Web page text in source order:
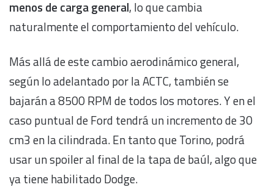
menos de carga general, lo que cambia
naturalmente el comportamiento del vehículo.
Más allá de este cambio aerodinámico general,
según lo adelantado por la ACTC, también se
bajarán a 8500 RPM de todos los motores. Y en el
caso puntual de Ford tendrá un incremento de 30
cm3 en la cilindrada. En tanto que Torino, podrá
usar un spoiler al final de la tapa de baúl, algo que
ya tiene habilitado Dodge.